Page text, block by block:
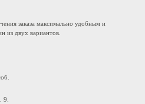
заказа максимально удобным и
из двух вариантов.
9.